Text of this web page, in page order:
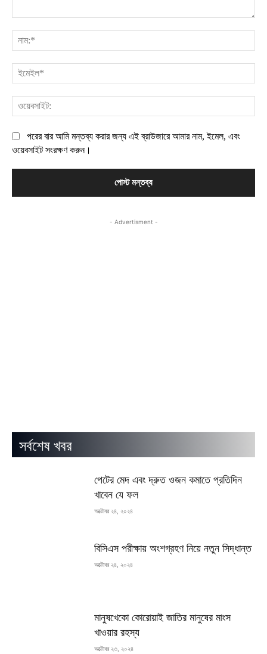
পরের বার আমি মন্তব্য করার জন্য এই ব্রাউজারে আমার নাম, ইমেল, এবং
ওয়েবসাইট সংরক্ষণ করুন।
- Advertisment -
সর্বশেষ খবর
পেটের মেদ এবং দ্রুত ওজন কমাতে প্রতিদিন
খাবেন যে ফল
অক্টোবর ২৪, ২০২৪
বিসিএস পরীক্ষায় অংশগ্রহণ নিয়ে নতুন সিদ্ধান্ত
অক্টোবর ২৪, ২০২৪
মানুষখেকো কোরোয়াই জাতির মানুষের মাংস
খাওয়ার রহস্য
অক্টোবর ২৩, ২০২৪